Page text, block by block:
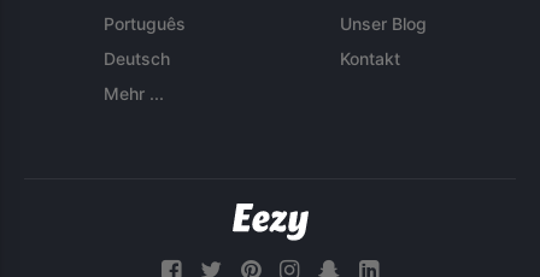
Português
Deutsch
Mehr ...
Unser Blog
Kontakt